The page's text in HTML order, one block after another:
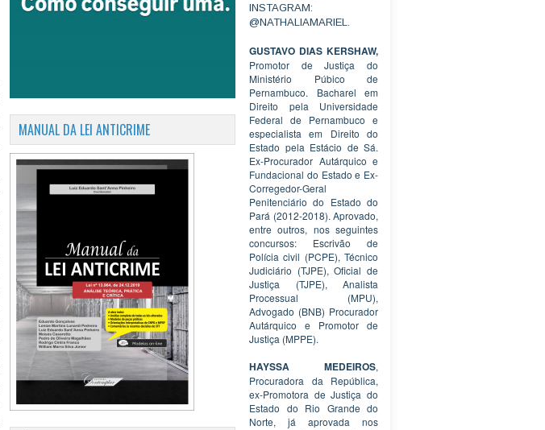
MANUAL DA LEI ANTICRIME
INSTAGRAM:
@NATHALIAMARIEL.
GUSTAVO DIAS KERSHAW,
Promotor de Justiça do
Ministério Púbico de
Pernambuco. Bacharel em
Direito pela Universidade
Federal de Pernambuco e
especialista em Direito do
Estado pela Estácio de Sá.
Ex-Procurador Autárquico e
Fundacional do Estado e Ex-
Corregedor-Geral
Penitenciário do Estado do
Pará (2012-2018). Aprovado,
entre outros, nos seguintes
concursos: Escrivão de
Polícia civil (PCPE), Técnico
Judiciário (TJPE), Oficial de
Justiça (TJPE), Analista
Processual (MPU),
Advogado (BNB) Procurador
Autárquico e Promotor de
Justiça (MPPE).
HAYSSA MEDEIROS,
Procuradora da República,
ex-Promotora de Justiça do
Estado do Rio Grande do
Norte, já aprovada nos